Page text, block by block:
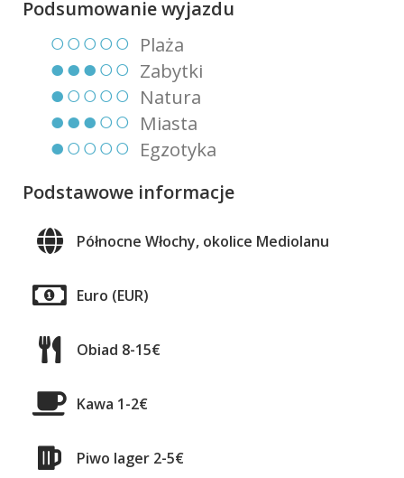
Podsumowanie wyjazdu
○○○○○ Plaża
●●●○○ Zabytki
●○○○○ Natura
●●●○○ Miasta
●○○○○ Egzotyka
Podstawowe informacje
Północne Włochy, okolice Mediolanu
Euro (EUR)
Obiad 8-15€
Kawa 1-2€
Piwo lager 2-5€